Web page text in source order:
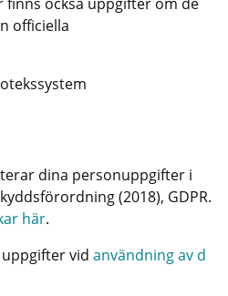
officiella
dina personuppgifter i
(2018), GDPR.
här.
vid användning av d